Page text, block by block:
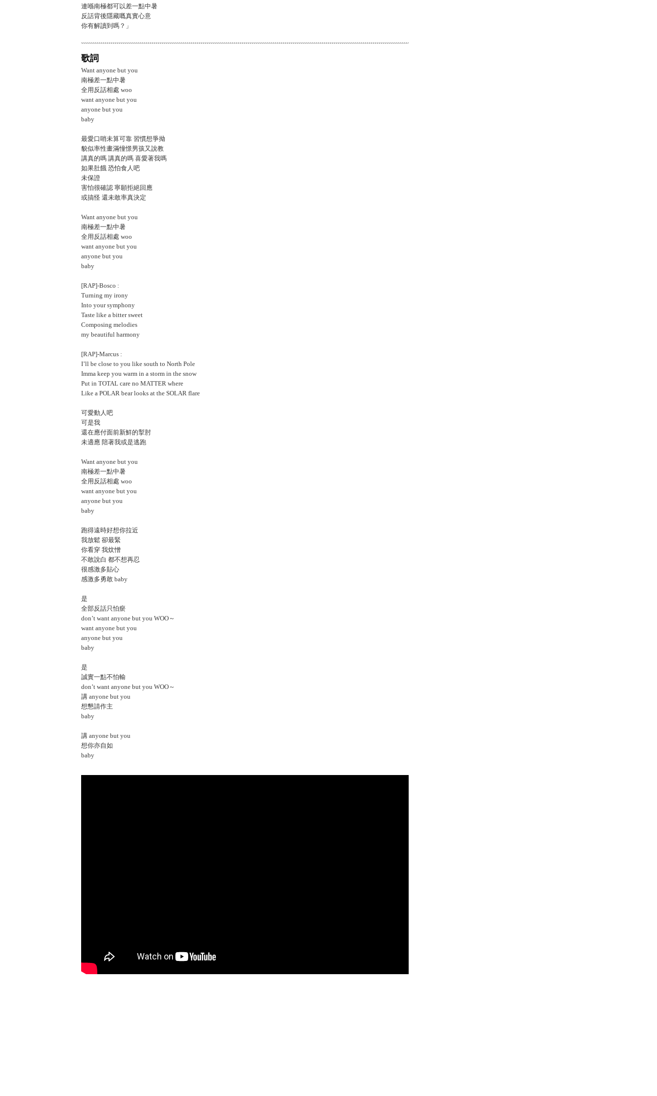
連喺南極都可以差一點中暑
反話背後隱藏嘅真實心意
你有解讀到嗎？」
歌詞
Want anyone but you
南極差一點中暑
全用反話相處 woo
want anyone but you
anyone but you
baby
最愛口哨未算可靠 習慣想爭拗
貌似率性畫滿憧憬男孩又說教
講真的嗎 講真的嗎 喜愛著我嗎
如果肚餓 恐怕食人吧
未保證
害怕很確認 寧願拒絕回應
或搞怪 還未敢率真決定
Want anyone but you
南極差一點中暑
全用反話相處 woo
want anyone but you
anyone but you
baby
[RAP]-Bosco :
Turning my irony
Into your symphony
Taste like a bitter sweet
Composing melodies
my beautiful harmony
[RAP]-Marcus :
I’ll be close to you like south to North Pole
Imma keep you warm in a storm in the snow
Put in TOTAL care no MATTER where
Like a POLAR bear looks at the SOLAR flare
可愛動人吧
可是我
還在應付面前新鮮的掣肘
未適應 陪著我或是逃跑
Want anyone but you
南極差一點中暑
全用反話相處 woo
want anyone but you
anyone but you
baby
跑得遠時好想你拉近
我放鬆 卻最緊
你看穿 我炆憎
不敢說白 都不想再忍
很感激多貼心
感激多勇敢 baby
是
全部反話只怕瘀
don’t want anyone but you WOO～
want anyone but you
anyone but you
baby
是
誠實一點不怕輸
don’t want anyone but you WOO～
講 anyone but you
想懇請作主
baby
講 anyone but you
想你亦自如
baby